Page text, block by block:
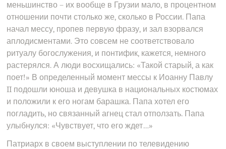
меньшинство – их вообще в Грузии мало, в процентном
отношении почти столько же, сколько в России. Папа
начал мессу, пропев первую фразу, и зал взорвался
аплодисментами. Это совсем не соответствовало
ритуалу богослужения, и понтифик, кажется, немного
растерялся. А люди восхищались: «Такой старый, а как
поет!» В определенный момент мессы к Иоанну Павлу
II подошли юноша и девушка в национальных костюмах
и положили к его ногам барашка. Папа хотел его
погладить, но связанный агнец стал отползать. Папа
улыбнулся: «Чувствует, что его ждет…»
Патриарх в своем выступлении по телевидению